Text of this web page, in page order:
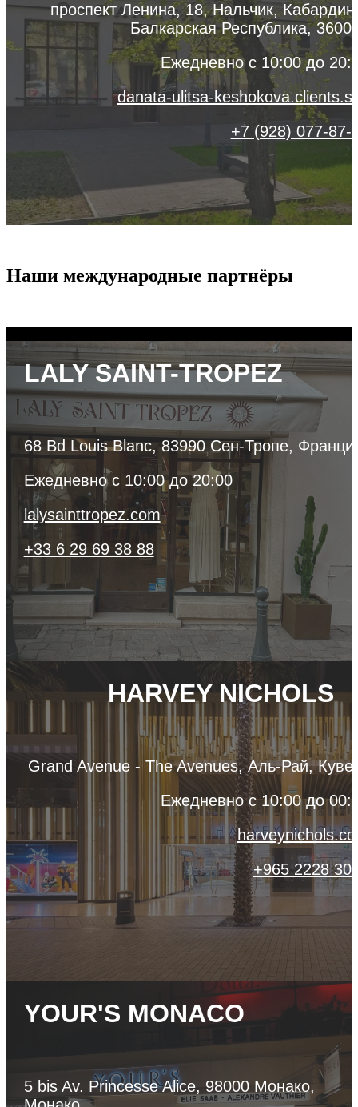
проспект Ленина, 18, Нальчик,
Балкарская Республика,
Ежедневно с 10:00 до
danata-ulitsa-
+7 (928) 077-87-
Наши международные партнёры
LALY SAINT-TROPEZ
68 Bd Louis Blanc, 83990 Сен-Тропе,
Ежедневно с 10:00 до 20:00
lalysainttropez.com
+33 6 29 69 38 88
HARVEY NICHOLS
Grand Avenue - The Avenues, Аль-Рай,
Ежедневно с 10:00 до
+965 2228
YOUR'S MONACO
5 bis Av. Princesse Alice, 98000 Монако,